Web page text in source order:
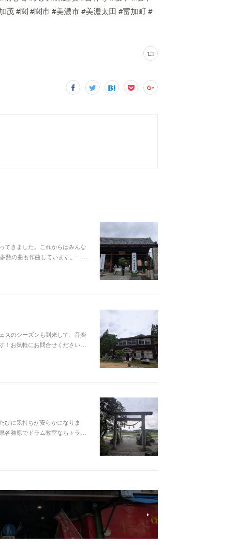
茂 #関 #関市 #美濃市 #美濃太田 #富加町 #
てきました。これからはみんな
数の曲も作曲しています。一…
スのシーズンも到来して、音楽
！お気軽にお問合せください…
びに気持ちが安らかになりま
各務原でドラム教室ならトラ…